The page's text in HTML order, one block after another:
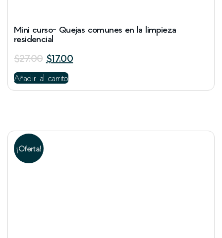
Mini curso- Quejas comunes en la limpieza
residencial
$27.00 $17.00
Añadir al carrito
¡Oferta!